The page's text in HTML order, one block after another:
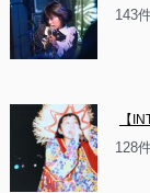
143
【
128